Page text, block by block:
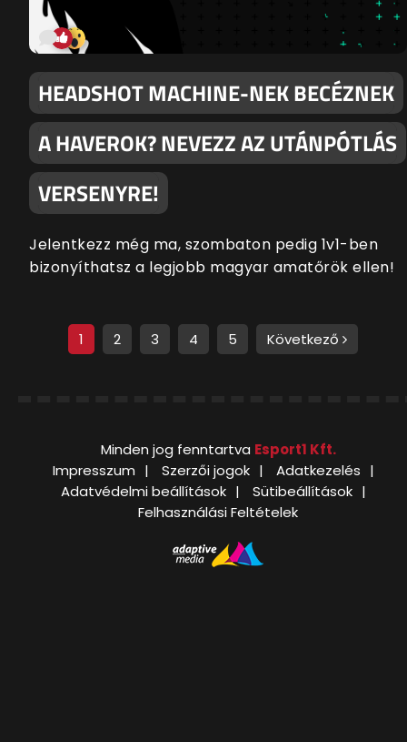
HEADSHOT MACHINE-NEK BECÉZNEK
A HAVEROK? NEVEZZ AZ UTÁNPÓTLÁS
VERSENYRE!
Jelentkezz még ma, szombaton pedig 1v1-ben
bizonyíthatsz a legjobb magyar amatőrök ellen!
1 2 3 4 5 Következő
Minden jog fenntartva Esport1 Kft.
Impresszum
Szerzői jogok
Adatkezelés
Adatvédelmi beállítások
Sütibeállítások
Felhasználási Feltételek